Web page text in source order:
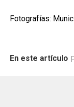
Fotografías:
En este artículo